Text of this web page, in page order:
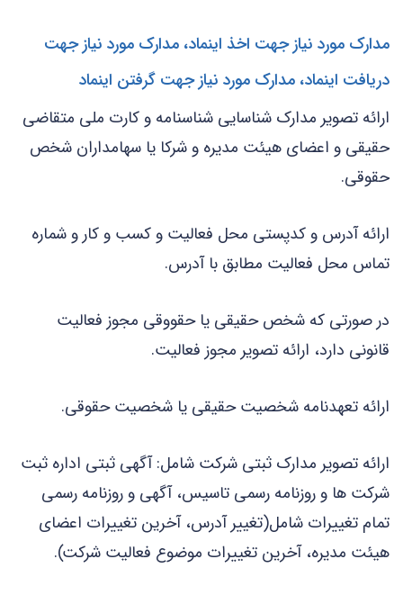
مدارک مورد نیاز جهت اخذ اینماد، مدارک مورد نیاز جهت
دریافت اینماد، مدارک مورد نیاز جهت گرفتن اینماد
ارائه تصویر مدارک شناسایی شناسنامه و کارت ملی متقاضی
حقیقی و اعضای هیئت مدیره و شرکا یا سهامداران شخص
حقوقی.
ارائه آدرس و کدپستی محل فعالیت و کسب و کار و شماره
تماس محل فعالیت مطابق با آدرس.
در صورتی که شخص حقیقی یا حقووقی مجوز فعالیت
قانونی دارد، ارائه تصویر مجوز فعالیت.
ارائه تعهدنامه شخصیت حقیقی یا شخصیت حقوقی.
ارائه تصویر مدارک ثبتی شرکت شامل: آگهی ثبتی اداره ثبت
شرکت ها و روزنامه رسمی تاسیس، آگهی و روزنامه رسمی
تمام تغییرات شامل(تغییر آدرس، آخرین تغییرات اعضای
هیئت مدیره، آخرین تغییرات موضوع فعالیت شرکت).